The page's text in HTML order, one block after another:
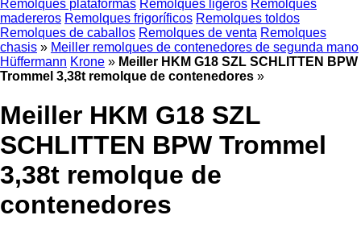
Remolques plataformas Remolques ligeros Remolques
madereros Remolques frigoríficos Remolques toldos
Remolques de caballos Remolques de venta Remolques
chasis » Meiller remolques de contenedores de segunda mano
Hüffermann Krone » Meiller HKM G18 SZL SCHLITTEN BPW
Trommel 3,38t remolque de contenedores »
Meiller HKM G18 SZL
SCHLITTEN BPW Trommel
3,38t remolque de
contenedores